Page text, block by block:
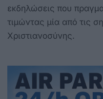
εκδηλώσεις που
τιμώντας μία από τις
Χριστιανοσύνης.